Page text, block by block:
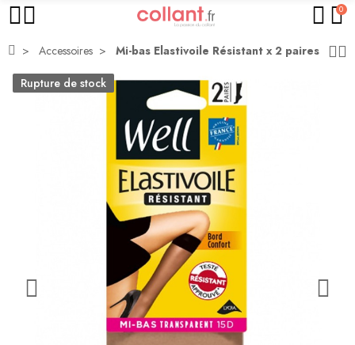
0
Accessoires Mi-bas Elastivoile Résistant x 2 paires
Rupture de stock